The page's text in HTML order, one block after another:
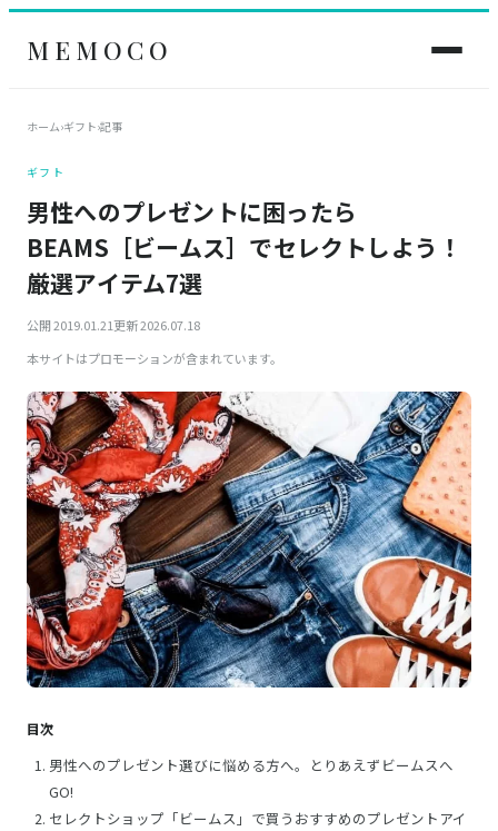
MEMOCO
ホーム›ギフト›記事
ギフト
男性へのプレゼントに困ったら
BEAMS［ビームス］でセレクトしよう！
厳選アイテム7選
公開 2019.01.21更新 2026.07.18
本サイトはプロモーションが含まれています。
目次
男性へのプレゼント選びに悩める方へ。とりあえずビームスへ
GO!
セレクトショップ「ビームス」で買うおすすめのプレゼントアイ